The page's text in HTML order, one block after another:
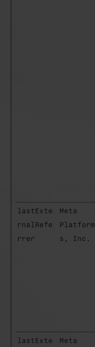
lastExte
rnalRefe
rrer
Meta
Platform
s, Inc.
lastExte
Meta